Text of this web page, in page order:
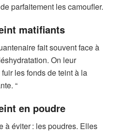
parfaitement les camoufler.
matifiants
fait souvent face à
On leur
les fonds de teint à la
“
en poudre
à éviter : les poudres. Elles